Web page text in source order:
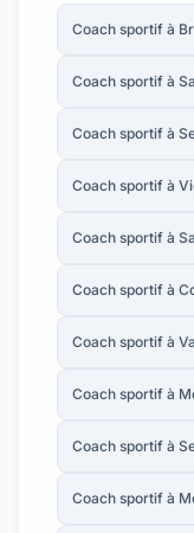
Coach sportif à
Coach sportif à
Coach sportif à
Coach sportif à
Coach sportif à
Coach sportif à
Coach sportif à
Coach sportif à
Coach sportif à
Coach sportif à